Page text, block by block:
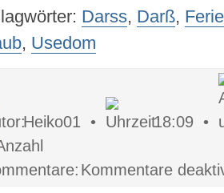
Darss, Darß,
, Usedom
Heiko01 • 18:09 •
Kommentare